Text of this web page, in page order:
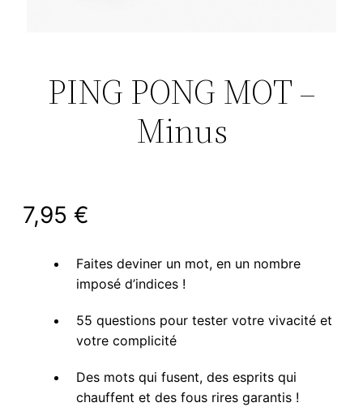
PING PONG MOT –
Minus
7,95 €
Faites deviner un mot, en un nombre
imposé d’indices !
55 questions pour tester votre vivacité et
votre complicité
Des mots qui fusent, des esprits qui
chauffent et des fous rires garantis !